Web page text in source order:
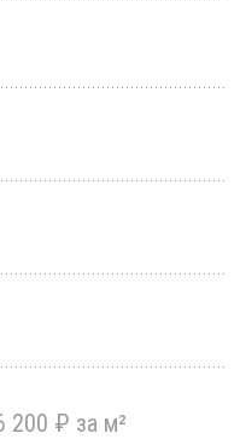
200 ₽ за м²